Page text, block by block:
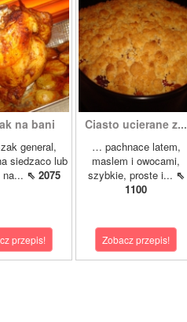
na bani
general,
siedzaco lub
⇖ 2075
przepis!
Ciasto ucierane z...
… pachnace latem,
maslem i owocami,
szybkie, proste i... ⇖
1100
Zobacz przepis!